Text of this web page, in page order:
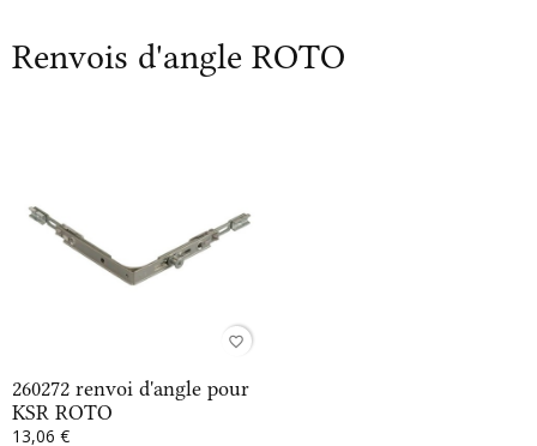
Renvois d'angle ROTO
favorite_border
260272 renvoi d'angle pour
KSR ROTO
13,06 €